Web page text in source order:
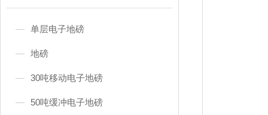
单层电子地磅
地磅
30吨移动电子地磅
50吨缓冲电子地磅